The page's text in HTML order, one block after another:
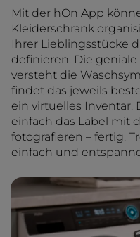
Mit der hOn App
Kleiderschrank
Ihrer Lieblingsstücke
definieren. Die
versteht die
findet das jeweils
ein virtuelles Inventar.
einfach das Label mit
fotografieren – fertig.
einfach und